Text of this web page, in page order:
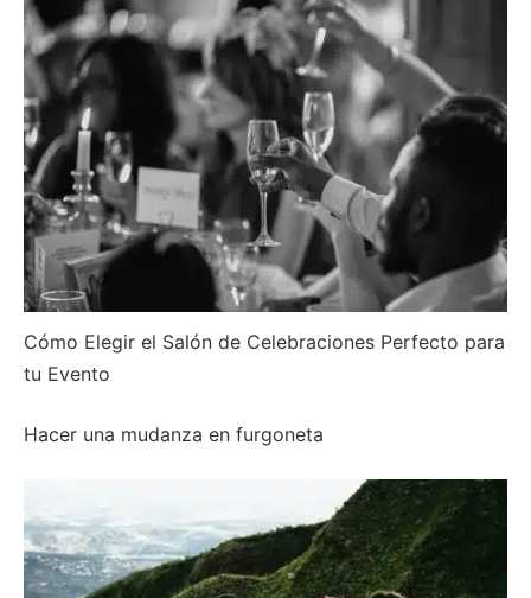
Cómo Elegir el Salón de Celebraciones Perfecto para
tu Evento
Hacer una mudanza en furgoneta